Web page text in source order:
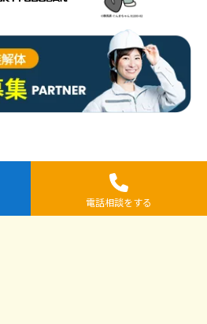
営：株式会社小栗工務店）
運営：有限会社河村商店）
モットーキュー株式会社）
電話相談をする